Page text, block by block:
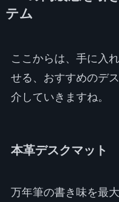
テム
ここからは、手に入
せる、おすすめのデ
介していきますね。
本革デスクマット
万年筆の書き味を最